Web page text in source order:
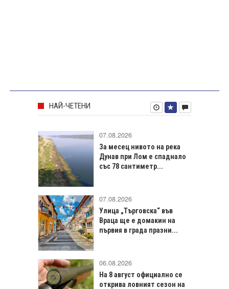
НАЙ-ЧЕТЕНИ
07.08.2026
За месец нивото на река
Дунав при Лом е спаднало
със 78 сантиметр...
07.08.2026
Улица „Търговска“ във
Враца щe е домакин на
първия в града празни...
06.08.2026
На 8 август официално се
открива ловният сезон на